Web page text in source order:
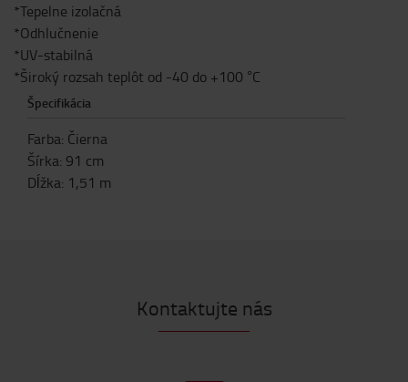
*Tepelne izolačná
*Odhlučnenie
*UV-stabilná
*Široký rozsah teplôt od -40 do +100 °C
Špecifikácia
Farba: Čierna
Šírka: 91 cm
Dĺžka: 1,51 m
Kontaktujte nás